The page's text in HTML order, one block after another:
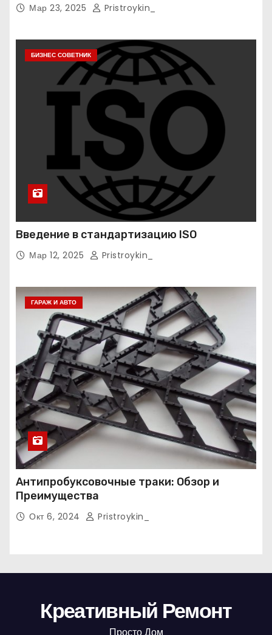
Мар 23, 2025 Pristroykin_
БИЗНЕС СОВЕТНИК
Введение в стандартизацию ISO
Мар 12, 2025 Pristroykin_
ГАРАЖ И АВТО
Антипробуксовочные траки: Обзор и
Преимущества
Окт 6, 2024 Pristroykin_
Креативный Ремонт